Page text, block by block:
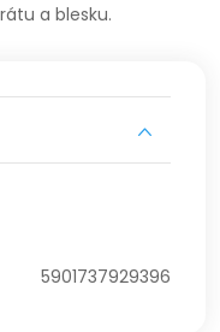
a blesku.
5901737929396